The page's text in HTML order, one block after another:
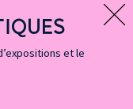
et le